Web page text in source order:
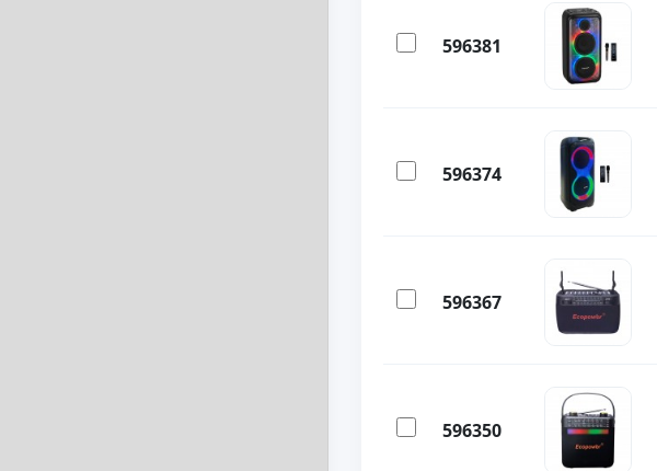
596381
596374
596367
596350